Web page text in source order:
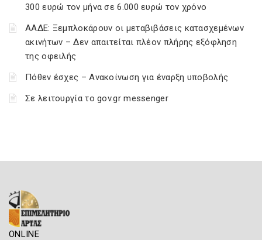
300 ευρώ τον μήνα σε 6.000 ευρώ τον χρόνο
ΑΑΔΕ: Ξεμπλοκάρουν οι μεταβιβάσεις κατασχεμένων
ακινήτων – Δεν απαιτείται πλέον πλήρης εξόφληση
της οφειλής
Πόθεν έσχες – Ανακοίνωση για έναρξη υποβολής
Σε λειτουργία το gov.gr messenger
ONLINE